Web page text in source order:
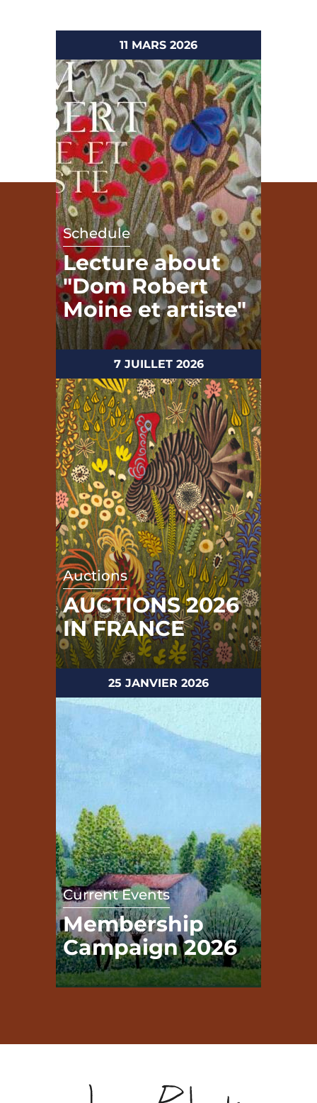
11 MARS 2026
Schedule
Lecture about
"Dom Robert
Moine et artiste"
7 JUILLET 2026
Auctions
AUCTIONS 2026
IN FRANCE
25 JANVIER 2026
Current Events
Membership
Campaign 2026